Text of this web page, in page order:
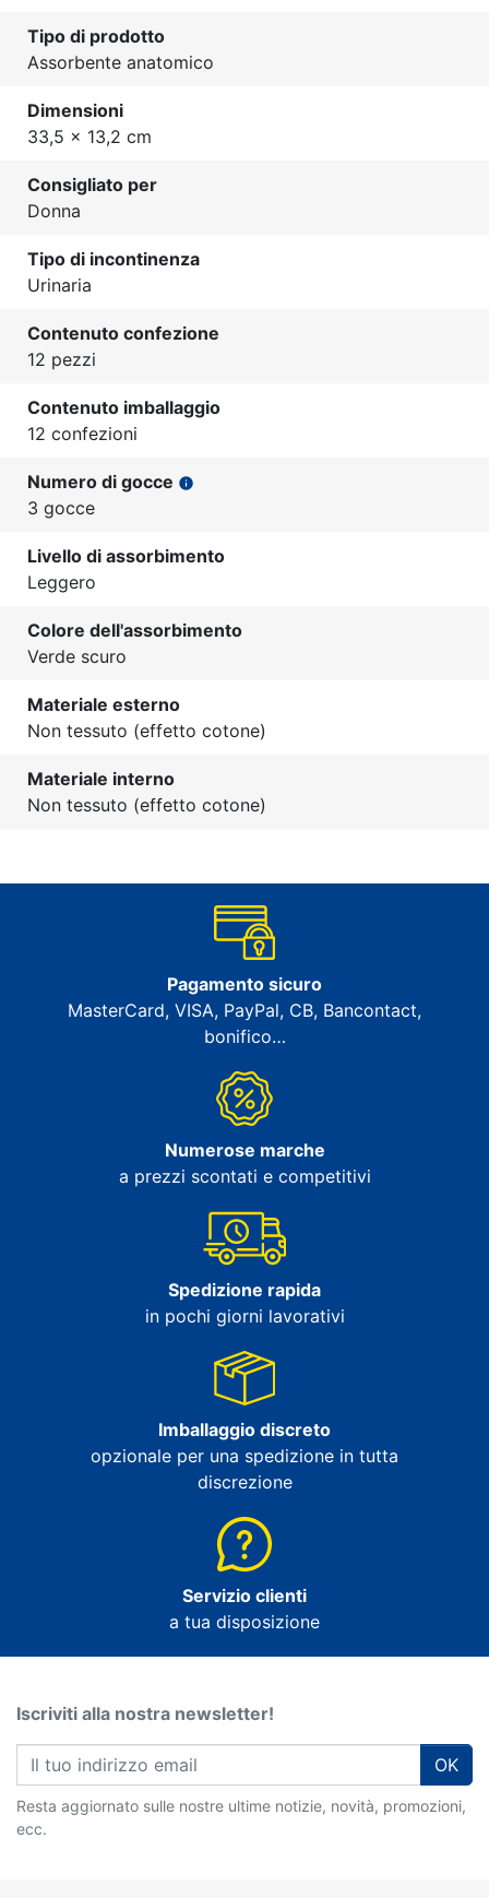
Tipo di prodotto
Assorbente anatomico
Dimensioni
33,5 x 13,2 cm
Consigliato per
Donna
Tipo di incontinenza
Urinaria
Contenuto confezione
12 pezzi
Contenuto imballaggio
12 confezioni
Numero di gocce info
3 gocce
Livello di assorbimento
Leggero
Colore dell'assorbimento
Verde scuro
Materiale esterno
Non tessuto (effetto cotone)
Materiale interno
Non tessuto (effetto cotone)
Pagamento sicuro
MasterCard, VISA, PayPal, CB, Bancontact,
bonifico…
Numerose marche
a prezzi scontati e competitivi
Spedizione rapida
in pochi giorni lavorativi
Imballaggio discreto
opzionale per una spedizione in tutta
discrezione
Servizio clienti
a tua disposizione
Iscriviti alla nostra newsletter!
OK
Resta aggiornato sulle nostre ultime notizie, novità, promozioni,
ecc.